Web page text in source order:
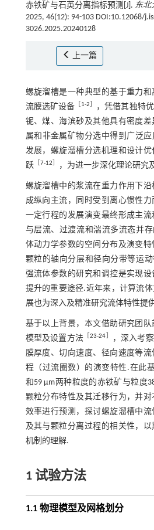
赤铁矿与石英分离指标预测[J]. 东北
2025, 46(12): 94-103 DOI:10.12068/
3026.2025.20240128
上一篇
螺旋溜槽是一种典型的基于重力
流膜选矿设备
1-2
，凭借其独特
铌、煤、海滨砂及其他具有密度
属和非金属矿物分选中得到广泛应
发展，螺旋溜槽分选机理和设计
跃［ 7-12 ，为进一步深化理论研究
螺旋溜槽中的浆流在重力作用下
成纵向主流，同时受到离心惯性
一定行程的发展演变最终形成主
与层流、过渡流和湍流多流态并
体动力学参数的空间分布及演变
颗粒的轴向分层和径向分带等运动
强流体参数的研究和调控是实现
提升的重要途径.近年来，计算流
展也为深入及精准研究流体特性提
基于以上背景，本文借助研究团
模型及设置方法 ［23-24 ，深入考察
膜厚度、切向速度、径向速度等
程（过流圈数）的演变特性.在此
和59 μm两种粒度的赤铁矿与粒度
颗粒分布特性及其迁移行为，并
效率进行预测，探讨螺旋溜槽中
及其与颗粒分离过程的相关性，
机制的理解.
1 试验方法
1.1 物理模型及网格划分